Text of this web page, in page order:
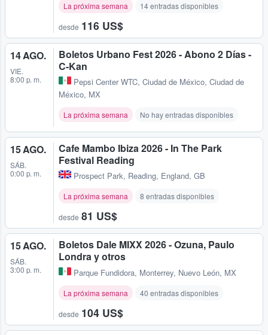
La próxima semana 14 entradas disponibles
desde 116 US$
14 AGO.
VIE.
8:00 p. m.
Boletos Urbano Fest 2026 - Abono 2 Días -
C-Kan
Pepsi Center WTC, Ciudad de México, Ciudad de
México, MX
La próxima semana No hay entradas disponibles
15 AGO.
SÁB.
0:00 p. m.
Cafe Mambo Ibiza 2026 - In The Park
Festival Reading
Prospect Park, Reading, England, GB
La próxima semana 8 entradas disponibles
desde 81 US$
15 AGO.
SÁB.
3:00 p. m.
Boletos Dale MIXX 2026 - Ozuna, Paulo
Londra y otros
Parque Fundidora, Monterrey, Nuevo León, MX
La próxima semana 40 entradas disponibles
desde 104 US$